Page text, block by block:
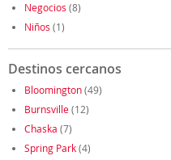
Negocios (8)
Niños (1)
Destinos cercanos
Bloomington(49)
Burnsville(12)
Chaska (7)
Spring Park(4)